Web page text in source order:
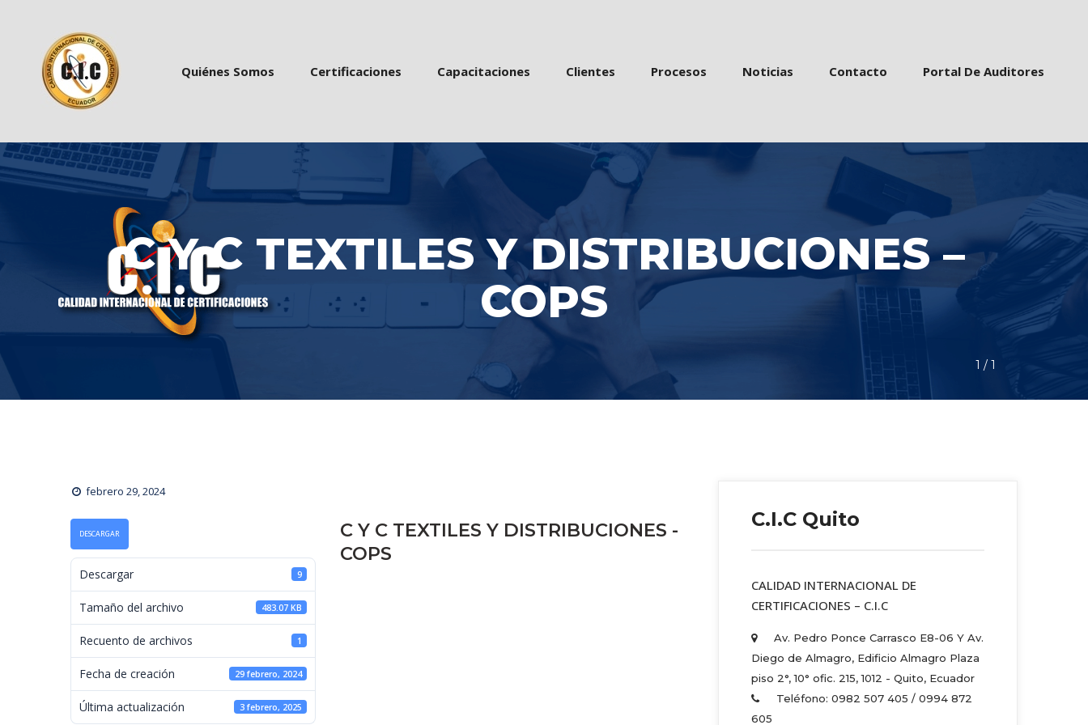
Quiénes Somo Certificacione Capacitacione Cliente Proceso Noticia Contacto Portal De Auditore
1 / 1
C Y C TEXTILES Y DISTRIBUCIONES –
COPS
febrero 29, 2024
DESCARGAR
Descargar 9
Tamaño del archivo 483.07 KB
Recuento de archivos 1
Fecha de creación 29 febrero, 2024
Última actualización 3 febrero, 2025
C Y C TEXTILES Y DISTRIBUCIONES -
COPS
C.I.C Quito
CALIDAD INTERNACIONAL DE
CERTIFICACIONES – C.I.C
Av. Pedro Ponce Carrasco E8-06 Y Av.
Diego de Almagro, Edificio Almagro Plaza
piso 2°, 10° ofic. 215, 1012 - Quito, Ecuador
Teléfono: 0982 507 405 / 0994 872
605